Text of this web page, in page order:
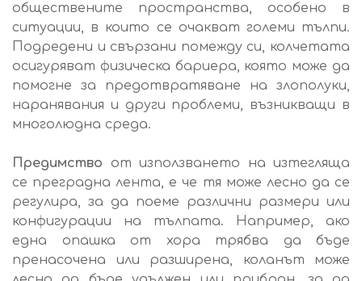
обществените пространства, особено в
ситуации, в които се очакват големи тълпи.
Подредени и свързани помежду си, колчетата
осигуряват физическа бариера, която може да
помогне за предотвратяване на злополуки,
наранявания и други проблеми, възникващи в
многолюдна среда.
Предимство от използването на изтегляща
се преградна лента, е че тя може лесно да се
регулира, за да поеме различни размери или
конфигурации на тълпата. Например, ако
една опашка от хора трябва да бъде
пренасочена или разширена, коланът може